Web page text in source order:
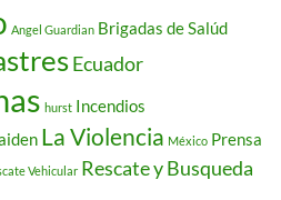
Angel Guardian Brigadas de Salúd
Ecuador
hurst Incendios
La Violencia México Prensa
Vehicular Rescate y Busqueda